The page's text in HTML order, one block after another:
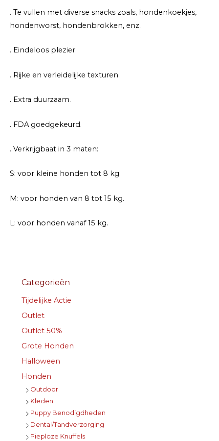
. Te vullen met diverse snacks zoals, hondenkoekjes,
hondenworst, hondenbrokken, enz.
. Eindeloos plezier.
. Rijke en verleidelijke texturen.
. Extra duurzaam.
. FDA goedgekeurd.
. Verkrijgbaat in 3 maten:
S: voor kleine honden tot 8 kg.
M: voor honden van 8 tot 15 kg.
L: voor honden vanaf 15 kg.
Categorieën
Tijdelijke Actie
Outlet
Outlet 50%
Grote Honden
Halloween
Honden
Outdoor
Kleden
Puppy Benodigdheden
Dental/Tandverzorging
Pieploze Knuffels